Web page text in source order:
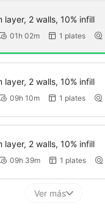
layer, 2 walls, 10% infill
01h 02m  1 plates 
layer, 2 walls, 10% infill
09h 10m  1 plates 
layer, 2 walls, 10% infill
09h 39m  1 plates 
Ver más